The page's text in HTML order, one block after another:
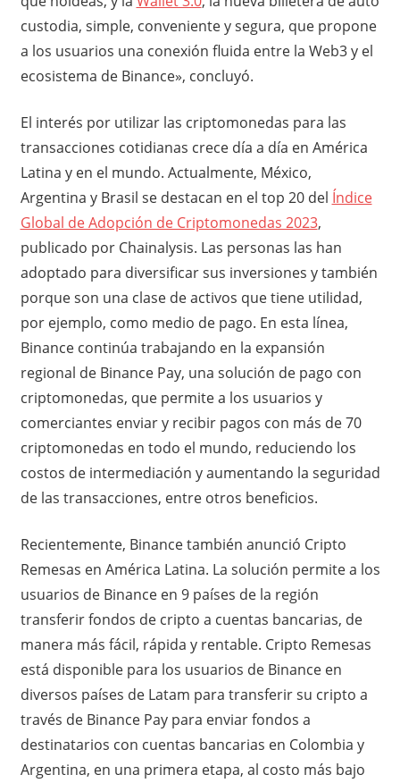
custodia, simple, conveniente y segura, que propone
a los usuarios una conexión fluida entre la Web3 y el
ecosistema de Binance», concluyó.
El interés por utilizar las criptomonedas para las
transacciones cotidianas crece día a día en América
Latina y en el mundo. Actualmente, México,
Argentina y Brasil se destacan en el top 20 del Índice
Global de Adopción de Criptomonedas 2023,
publicado por Chainalysis. Las personas las han
adoptado para diversificar sus inversiones y también
porque son una clase de activos que tiene utilidad,
por ejemplo, como medio de pago. En esta línea,
Binance continúa trabajando en la expansión
regional de Binance Pay, una solución de pago con
criptomonedas, que permite a los usuarios y
comerciantes enviar y recibir pagos con más de 70
criptomonedas en todo el mundo, reduciendo los
costos de intermediación y aumentando la seguridad
de las transacciones, entre otros beneficios.
Recientemente, Binance también anunció Cripto
Remesas en América Latina. La solución permite a los
usuarios de Binance en 9 países de la región
transferir fondos de cripto a cuentas bancarias, de
manera más fácil, rápida y rentable. Cripto Remesas
está disponible para los usuarios de Binance en
diversos países de Latam para transferir su cripto a
través de Binance Pay para enviar fondos a
destinatarios con cuentas bancarias en Colombia y
Argentina, en una primera etapa, al costo más bajo